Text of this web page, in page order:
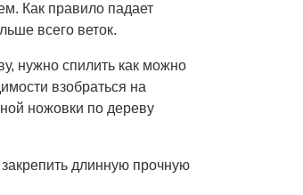
Как правило падает
всего веток.
нужно спилить как можно
взобраться на
ножовки по дереву
длинную прочную